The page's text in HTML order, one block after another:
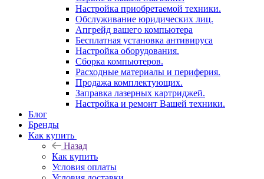
Настройка приобретаемой техники.
Обслуживание юридических лиц.
Апгрейд вашего компьютера
Бесплатная установка антивируса
Настройка оборудования.
Сборка компьютеров.
Расходные материалы и периферия.
Продажа комплектующих.
Заправка лазерных картриджей.
Настройка и ремонт Вашей техники.
Блог
Бренды
Как купить
Назад
Как купить
Условия оплаты